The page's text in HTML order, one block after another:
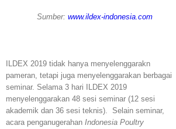
Sumber:www.ildex-indonesia.com
ILDEX 2019 tidak hanya menyelenggarakn
pameran, tetapi juga menyelenggarakan berbagai
seminar. Selama 3 hari ILDEX 2019
menyelenggarakan 48 sesi seminar (12 sesi
akademik dan 36 sesi teknis). Selain seminar,
acara penganugerahan Indonesia Poultry